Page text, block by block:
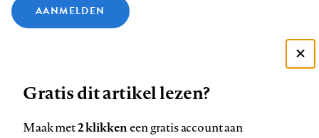
AANMELDEN
Volg
ons
Volg
ons
Volg
ons
Volg
ons
Volg
ons
ons
Zie onze cookie policy
Gratis dit artikel lezen?
Maak met2 klikkeneen gratis account aan